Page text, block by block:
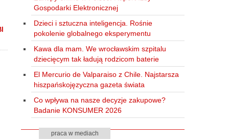
Gospodarki Elektronicznej
Dzieci i sztuczna inteligencja. Rośnie
pokolenie globalnego eksperymentu
Kawa dla mam. We wrocławskim szpitalu
dziecięcym tak ładują rodzicom baterie
El Mercurio de Valparaiso z Chile. Najstarsza
hiszpańskojęzyczna gazeta świata
Co wpływa na nasze decyzje zakupowe?
Badanie KONSUMER 2026
praca w mediach